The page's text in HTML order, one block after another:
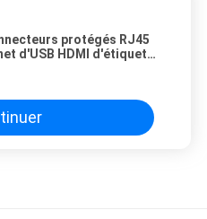
protégés RJ45
d'USB HDMI d'étiquette